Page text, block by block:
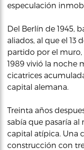
especulación
Del Berlín de 1945,
aliados, al que el 13
partido por el
1989 vivió la noche
cicatrices
capital alemana.
Treinta años
sabía que pasaría
capital atípica. Una
construcción con